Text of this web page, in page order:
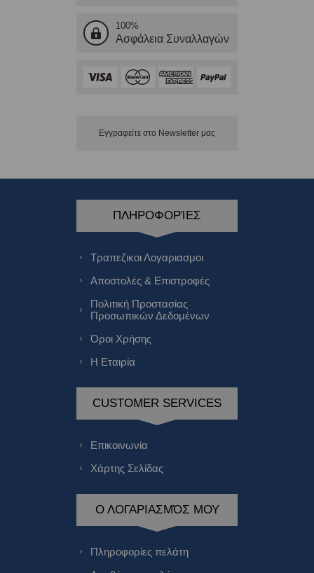
100%
Ασφάλεια Συναλλαγών
Εγγραφείτε στο Νewsletter μας
ΠΛΗΡΟΦΟΡΊΕΣ
Τραπεζικοι Λογαριασμοι
Αποστολές & Επιστροφές
Πολιτική Προστασίας
Προσωπικών Δεδομένων
Όροι Χρήσης
Η Εταιρία
CUSTOMER SERVICES
Επικοινωνία
Χάρτης Σελίδας
Ο ΛΟΓΑΡΙΑΣΜΌΣ ΜΟΥ
Πληροφορίες πελάτη